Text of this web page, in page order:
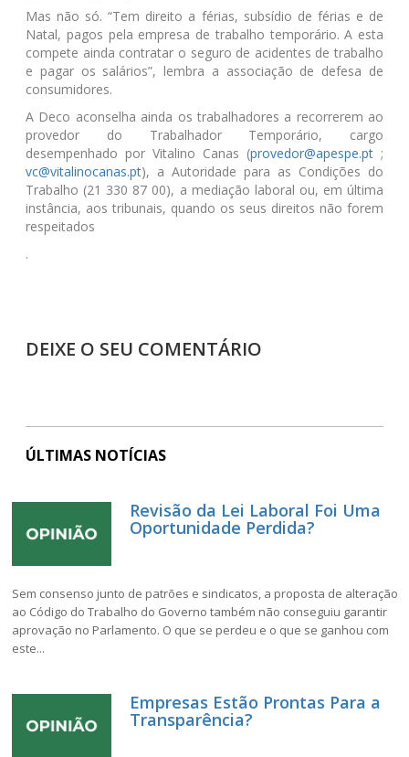
Mas não só. “Tem direito a férias, subsídio de férias e de
Natal, pagos pela empresa de trabalho temporário. A esta
compete ainda contratar o seguro de acidentes de trabalho
e pagar os salários”, lembra a associação de defesa de
consumidores.
A Deco aconselha ainda os trabalhadores a recorrerem ao
provedor do Trabalhador Temporário, cargo
desempenhado por Vitalino Canas (provedor@apespe.pt ;
vc@vitalinocanas.pt), a Autoridade para as Condições do
Trabalho (21 330 87 00), a mediação laboral ou, em última
instância, aos tribunais, quando os seus direitos não forem
respeitados
.
DEIXE O SEU COMENTÁRIO
ÚLTIMAS NOTÍCIAS
Revisão da Lei Laboral Foi Uma
Oportunidade Perdida?
Sem consenso junto de patrões e sindicatos, a proposta de alteração
ao Código do Trabalho do Governo também não conseguiu garantir
aprovação no Parlamento. O que se perdeu e o que se ganhou com
este...
Empresas Estão Prontas Para a
Transparência?